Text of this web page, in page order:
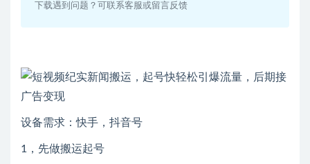
下载遇到问题？可联系客服或留言反馈
设备需求：快手，抖音号
1，先做搬运起号